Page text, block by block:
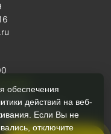
картой
расчет
обеспечения
действий на веб-
Если Вы не
отключите